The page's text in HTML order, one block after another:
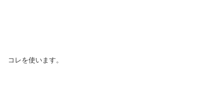
コレを使います。